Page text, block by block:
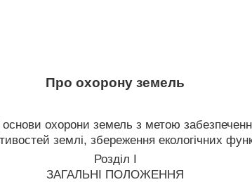
Про охорону земель
охорони земель з метою
землі, збереження екологічних
Розділ I
ЗАГАЛЬНІ ПОЛОЖЕННЯ